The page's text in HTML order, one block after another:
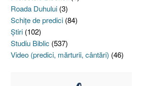
Roada Duhului (3)
Schiţe de predici (84)
Ştiri (102)
Studiu Biblic (537)
Video (predici, mărturii, cântări) (46)